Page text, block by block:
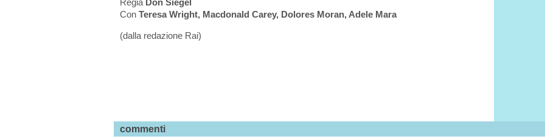
Regia Don Siegel
Con Teresa Wright, Macdonald Carey, Dolores Moran, Adele Mara
(dalla redazione Rai)
commenti